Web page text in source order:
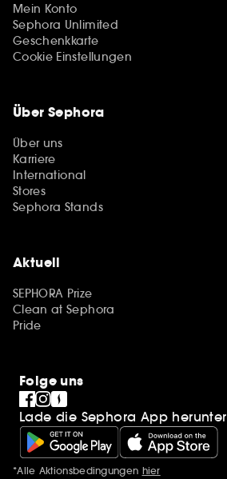
Mein Konto
Sephora Unlimited
Geschenkkarte
Cookie Einstellungen
Über Sephora
Über uns
Karriere
International
Stores
Sephora Stands
Aktuell
SEPHORA Prize
Clean at Sephora
Pride
Folge uns
Lade die Sephora App herunter
Zusätzlich Erwähnungen
*Alle Aktionsbedingungen hier